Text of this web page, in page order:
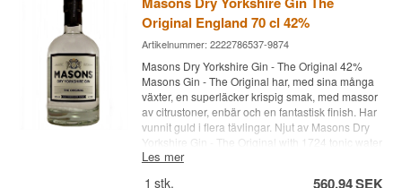
Yorkshire Gin
Original England 70 cl 42%
Artikelnummer: 2222786537-9874
Masons Dry Yorkshire Gin - The Original 42%
Masons Gin - The Original har, med sina många
växter, en superläcker krispig smak, med massor
av citrustoner, enbär och en fantastisk finish. Har
vunnit guld i flera tävlingar. Njut av Masons Dry
Yorkshire Gin - The Original with 1724 tonic water
• Destilleri: Masons Dry Yorkshire Gin - The
Les mer
1 stk. 560,94SEK